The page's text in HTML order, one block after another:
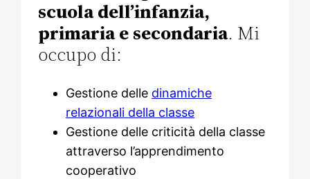
scuola dell’infanzia,
primaria e secondaria. Mi
occupo di:
Gestione delle dinamiche
relazionali della classe
Gestione delle criticità della classe
attraverso l’apprendimento
cooperativo